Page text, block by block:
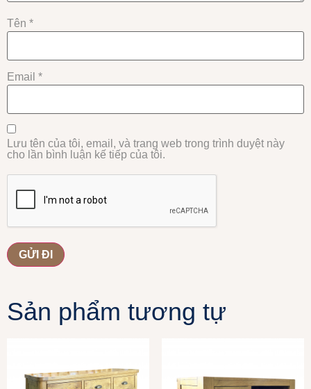
Tên *
Email *
Lưu tên của tôi, email, và trang web trong trình duyệt này
cho lần bình luận kế tiếp của tôi.
Sản phẩm tương tự